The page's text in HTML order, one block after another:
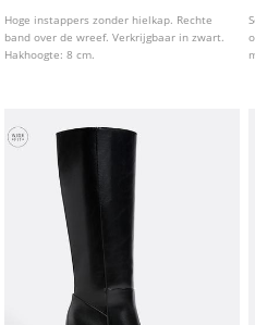
Hoge instappers zonder hielkap. Rechte
band over de wreef. Verkrijgbaar in zwart.
Hakhoogte: 8 cm.